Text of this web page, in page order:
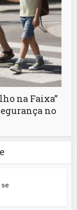
na Faixa”
no